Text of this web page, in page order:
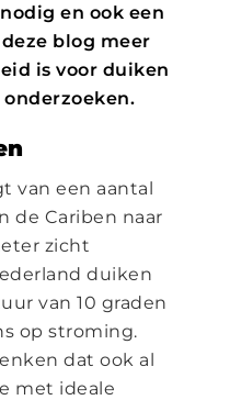
en ook een
blog meer
is voor duiken
van een aantal
de Cariben naar
zicht
duiken
van 10 graden
op stroming.
dat ook al
met ideale